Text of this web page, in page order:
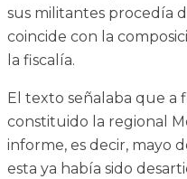
sus militantes procedía
coincide con la
la fiscalía.
El texto señalaba que a
constituido la regional
informe, es decir, mayo
esta ya había sido